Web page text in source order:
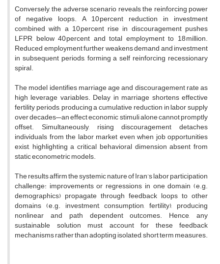
Conversely, the adverse scenario reveals the reinforcing power
of negative loops. A 10 percent reduction in investment
combined with a 10 percent rise in discouragement pushes
LFPR below 40 percent and total employment to 18 million.
Reduced employment further weakens demand and investment
in subsequent periods, forming a self reinforcing recessionary
spiral.
The model identifies marriage age and discouragement rate as
high leverage variables. Delay in marriage shortens effective
fertility periods, producing a cumulative reduction in labor supply
over decades—an effect economic stimuli alone cannot promptly
offset. Simultaneously, rising discouragement detaches
individuals from the labor market even when job opportunities
exist, highlighting a critical behavioral dimension absent from
static econometric models.
The results affirm the systemic nature of Iran’s labor participation
challenge: improvements or regressions in one domain (e.g.
demographics) propagate through feedback loops to other
domains (e.g. investment, consumption, fertility), producing
nonlinear and path dependent outcomes. Hence, any
sustainable solution must account for these feedback
mechanisms rather than adopting isolated, short term measures.